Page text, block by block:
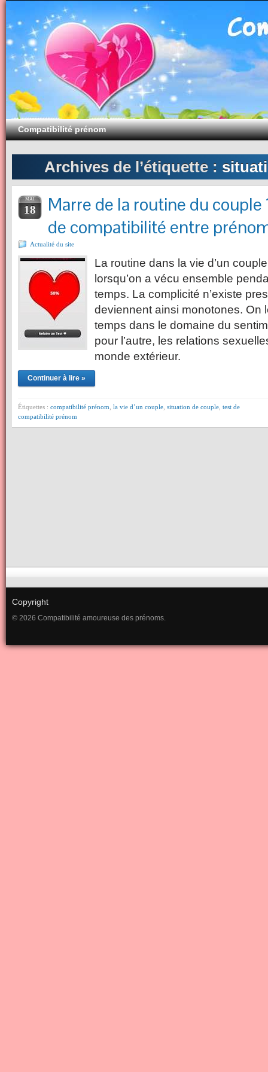
Compatibilité prénom
Archives de l’étiquette :
MAI
18
Marre de la routine du couple
de compatibilité entre
Actualité du site
La routine dans la vie d’un
lorsqu’on a vécu ensemble
temps. La complicité n’existe
deviennent ainsi monotones. On
temps dans le domaine du
pour l’autre, les relations
monde extérieur.
Continuer à lire »
Étiquettes : compatibilité prénom la vie d’un couple situation de couple test de
compatibilité prénom
Copyright
© 2026 Compatibilité amoureuse des prénoms.